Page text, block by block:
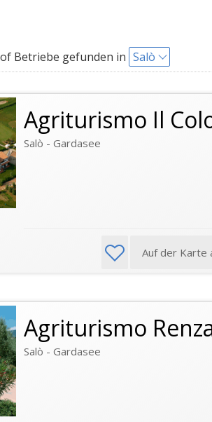
Betriebe gefunden in Salò
Agriturismo Il
Salò - Gardasee
Auf der Karte
Agriturismo
Salò - Gardasee